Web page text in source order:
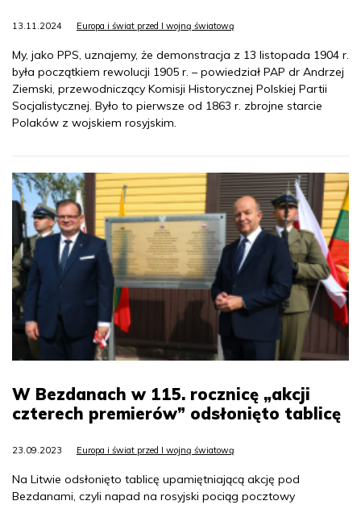
13.11.2024 Europa i świat przed I wojną światową
My, jako PPS, uznajemy, że demonstracja z 13 listopada 1904 r.
była początkiem rewolucji 1905 r. – powiedział PAP dr Andrzej
Ziemski, przewodniczący Komisji Historycznej Polskiej Partii
Socjalistycznej. Było to pierwsze od 1863 r. zbrojne starcie
Polaków z wojskiem rosyjskim.
W Bezdanach w 115. rocznicę „akcji
czterech premierów” odsłonięto tablicę
23.09.2023 Europa i świat przed I wojną światową
Na Litwie odsłonięto tablicę upamiętniającą akcję pod
Bezdanami, czyli napad na rosyjski pociąg pocztowy